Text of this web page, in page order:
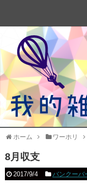
ホーム ワーホリ
8月収支
2017/9/4 バンクーバ